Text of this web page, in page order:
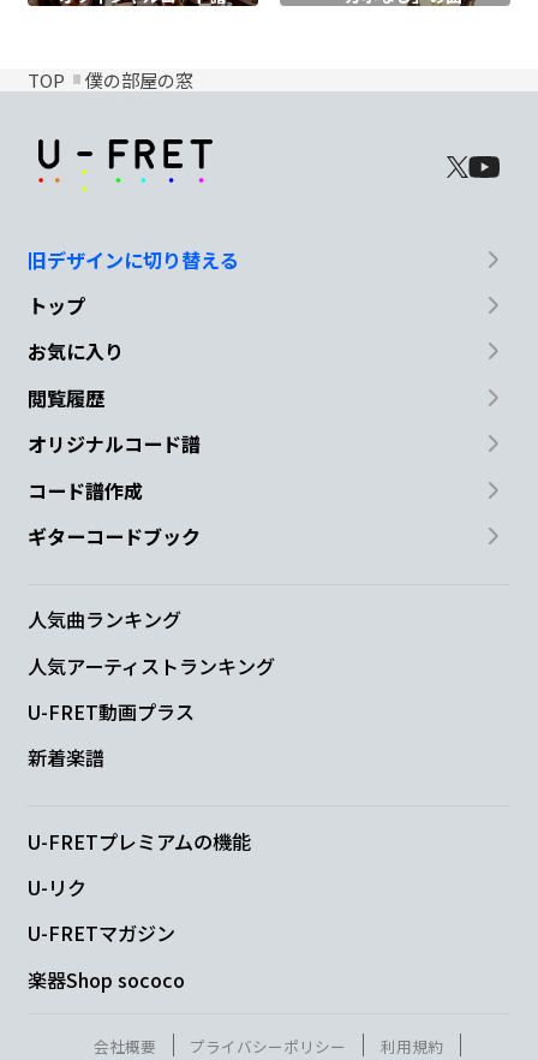
TOP 僕の部屋の窓
旧デザインに切り替える
トップ
お気に入り
閲覧履歴
オリジナルコード譜
コード譜作成
ギターコードブック
人気曲ランキング
人気アーティストランキング
U-FRET動画プラス
新着楽譜
U-FRETプレミアムの機能
U-リク
U-FRETマガジン
楽器Shop sococo
会社概要 プライバシーポリシー 利用規約